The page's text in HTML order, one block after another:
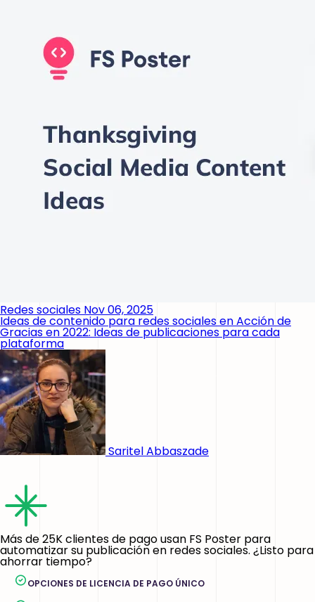
Redes sociales Nov 06, 2025
Ideas de contenido para redes sociales en Acción de
Gracias en 2022: Ideas de publicaciones para cada
plataforma
Saritel Abbaszade
Más de 25K clientes de pago usan FS Poster para
automatizar su publicación en redes sociales. ¿Listo para
ahorrar tiempo?
OPCIONES DE LICENCIA DE PAGO ÚNICO